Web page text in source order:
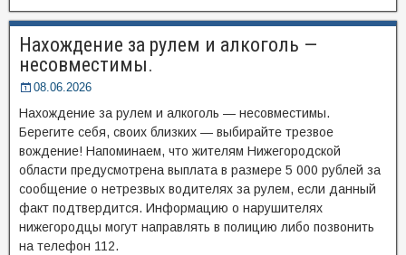
Нахождение за рулем и алкоголь —
несовместимы.
08.06.2026
Нахождение за рулем и алкоголь — несовместимы.
Берегите себя, своих близких — выбирайте трезвое
вождение! Напоминаем, что жителям Нижегородской
области предусмотрена выплата в размере 5 000 рублей за
сообщение о нетрезвых водителях за рулем, если данный
факт подтвердится. Информацию о нарушителях
нижегородцы могут направлять в полицию либо позвонить
на телефон 112.